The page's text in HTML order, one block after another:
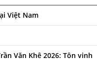
Việt Nam
Văn Khê 2026: Tôn vinh